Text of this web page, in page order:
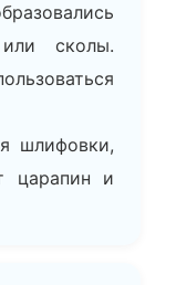
сколы.
шлифовки,
царапин и